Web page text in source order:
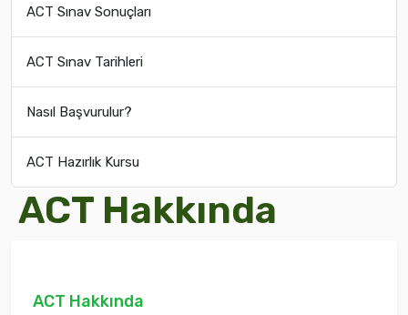
ACT Sınav Sonuçları
ACT Sınav Tarihleri
Nasıl Başvurulur?
ACT Hazırlık Kursu
ACT Hakkında
ACT Hakkında